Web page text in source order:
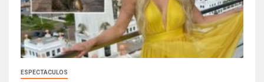
ESPECTACULOS